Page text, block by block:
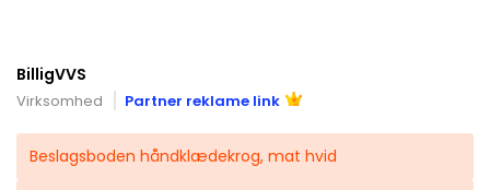
BilligVVS
Virksomhed Partner reklame link
Beslagsboden håndklædekrog, mat hvid